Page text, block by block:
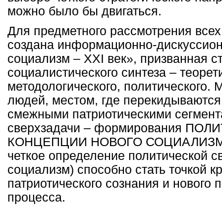
можно было бы двигаться.
Для предметного рассмотрения
создана информационно-
социализм – XXI век», призванная
социалистического синтеза –
методологического,
людей, местом, где
смежными патриотическими
сверхзадачи – формирования
КОНЦЕПЦИИ НОВОГО
четкое определение политической
социализм) способно стать точкой
патриотического сознания и нового
процесса.